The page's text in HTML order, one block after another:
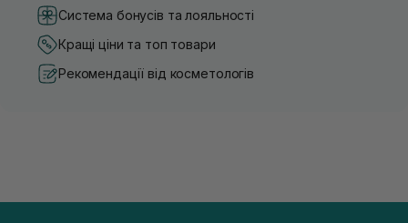
Система бонусів та лояльності
Кращі ціни та топ товари
Рекомендації від косметологів